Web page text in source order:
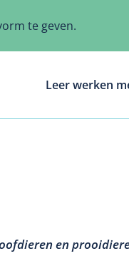
te geven.
Leer werken
en